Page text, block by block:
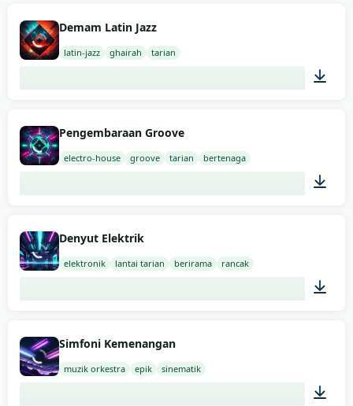
Demam Latin Jazz
latin-jazz ghairah tarian
Pengembaraan Groove
electro-house groove tarian bertenaga
Denyut Elektrik
elektronik lantai tarian berirama rancak
Simfoni Kemenangan
muzik orkestra epik sinematik